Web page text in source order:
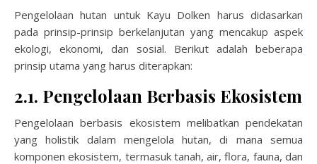
Pengelolaan hutan untuk Kayu Dolken harus didasarkan
pada prinsip-prinsip berkelanjutan yang mencakup aspek
ekologi, ekonomi, dan sosial. Berikut adalah beberapa
prinsip utama yang harus diterapkan:
2.1. Pengelolaan Berbasis Ekosistem
Pengelolaan berbasis ekosistem melibatkan pendekatan
yang holistik dalam mengelola hutan, di mana semua
komponen ekosistem, termasuk tanah, air, flora, fauna, dan